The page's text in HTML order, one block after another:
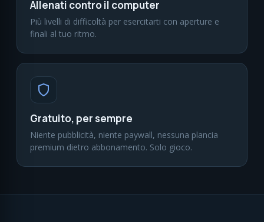
Allenati contro il computer
Più livelli di difficoltà per esercitarti con aperture e
finali al tuo ritmo.
Gratuito, per sempre
Niente pubblicità, niente paywall, nessuna plancia
premium dietro abbonamento. Solo gioco.